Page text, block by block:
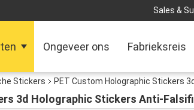
Sales &
Ongeveer ons Fabrieksreis
Stickers PET Custom Holographic Stickers
3d Holographic Stickers Anti-